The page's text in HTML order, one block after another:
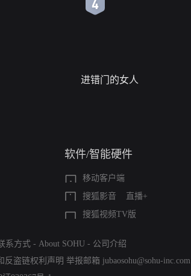
进错门的女人
软件/智能硬件
移动客户端
搜狐影音
直播+
搜狐视频TV版
系方式 - About SOHU - 公司介绍
反盗链权利声明 举报邮箱 jubaosohu@sohu-inc.com